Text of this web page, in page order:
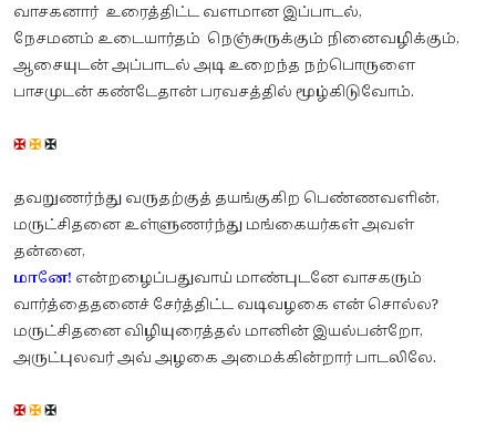
வாசகனார் உரைத்திட்ட வளமான இப்பாடல்,
நேசமனம் உடையார்தம் நெஞ்சுருக்கும் நினைவழிக்கும்,
ஆசையுடன் அப்பாடல் அடி உறைந்த நற்பொருளை
பாசமுடன் கண்டேதான் பரவசத்தில் மூழ்கிடுவோம்.
✠✠✠
தவறுணர்ந்து வருதற்குத் தயங்குகிற பெண்ணவளின்,
மருட்சிதனை உள்ளுணர்ந்து மங்கையர்கள் அவள்
தன்னை,
மானே! என்றழைப்பதுவாய் மாண்புடனே வாசகரும்
வார்த்தைதனைச் சேர்த்திட்ட வடிவழகை என் சொல்ல?
மருட்சிதனை விழியுரைத்தல் மானின் இயல்பன்றோ,
அருட்புலவர் அவ் அழகை அமைக்கின்றார் பாடலிலே.
✠✠✠